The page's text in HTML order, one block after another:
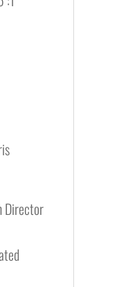
Director